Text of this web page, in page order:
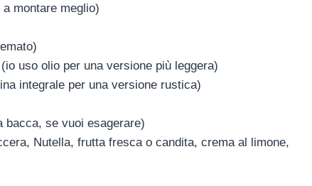
montare meglio)
uso olio per una versione più leggera)
integrale per una versione rustica)
bacca, se vuoi esagerare)
Nutella, frutta fresca o candita, crema al limone,